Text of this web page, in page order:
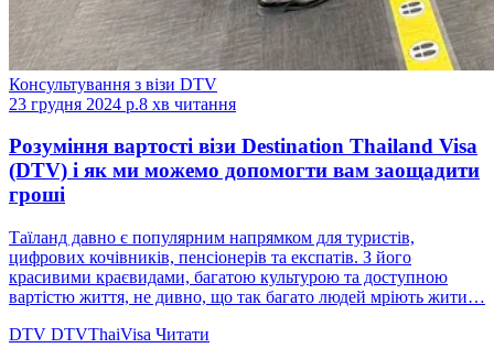
Консультування з візи DTV
23 грудня 2024 р.8 хв читання
Розуміння вартості візи Destination Thailand Visa
(DTV) і як ми можемо допомогти вам заощадити
гроші
Таїланд давно є популярним напрямком для туристів,
цифрових кочівників, пенсіонерів та експатів. З його
красивими краєвидами, багатою культурою та доступною
вартістю життя, не дивно, що так багато людей мріють жити…
DTV DTVThaiVisa Читати